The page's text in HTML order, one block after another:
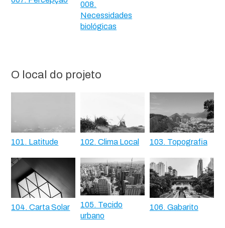
008.
Necessidades
biológicas
O local do projeto
101. Latitude 102. Clima Local 103. Topografia
104. Carta Solar
105. Tecido
urbano
106. Gabarito